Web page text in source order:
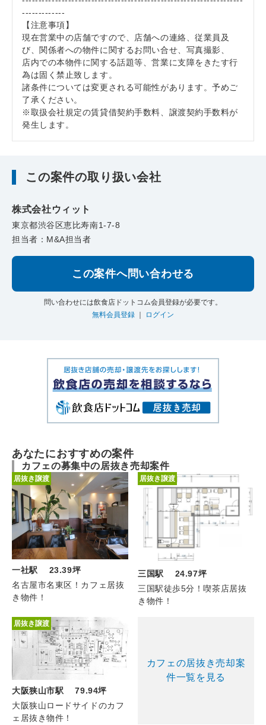
-------------
【注意事項】
現在営業中の店舗ですので、店舗への連絡、従業員及
び、関係者への物件に関するお問い合せ、写真撮影、
店内での本物件に関する話題等、営業に支障をきたす行
為は固く禁止致します。
諸条件については変更される可能性があります。予めご
了承ください。
※取扱会社規定の賃貸借契約手数料、譲渡契約手数料が
発生します。
この案件の取り扱い会社
株式会社ウィット
東京都渋谷区恵比寿南1-7-8
担当者：M&A担当者
この案件へ問い合わせる
問い合わせには飲食店ドットコム会員登録が必要です。
無料会員登録
ログイン
あなたにおすすめの案件
カフェの募集中の居抜き売却案件
居抜き譲渡
一社駅 23.39坪
名古屋市名東区！カフェ居抜
き物件！
居抜き譲渡
三国駅 24.97坪
三国駅徒歩5分！喫茶店居抜
き物件！
居抜き譲渡
大阪狭山市駅 79.94坪
大阪狭山ロードサイドのカフ
ェ居抜き物件！
カフェの居抜き売却案
件一覧を見る